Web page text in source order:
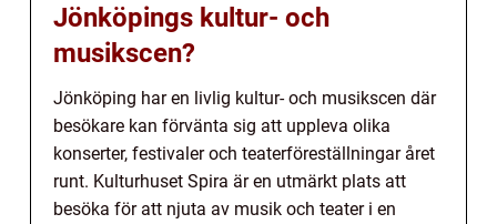
Jönköpings kultur- och
musikscen?
Jönköping har en livlig kultur- och musikscen där
besökare kan förvänta sig att uppleva olika
konserter, festivaler och teaterföreställningar året
runt. Kulturhuset Spira är en utmärkt plats att
besöka för att njuta av musik och teater i en